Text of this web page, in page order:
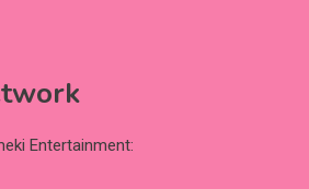
Entertainment: